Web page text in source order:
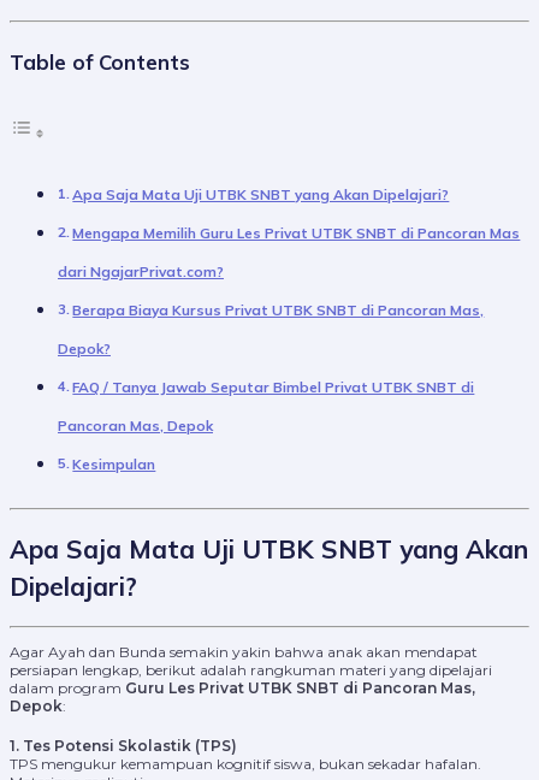
Table of Contents
Apa Saja Mata Uji UTBK SNBT yang Akan Dipelajari?
Mengapa Memilih Guru Les Privat UTBK SNBT di Pancoran Mas
dari NgajarPrivat.com?
Berapa Biaya Kursus Privat UTBK SNBT di Pancoran Mas,
Depok?
FAQ / Tanya Jawab Seputar Bimbel Privat UTBK SNBT di
Pancoran Mas, Depok
Kesimpulan
Apa Saja Mata Uji UTBK SNBT yang Akan
Dipelajari?
Agar Ayah dan Bunda semakin yakin bahwa anak akan mendapat
persiapan lengkap, berikut adalah rangkuman materi yang dipelajari
dalam program Guru Les Privat UTBK SNBT di Pancoran Mas,
Depok:
1. Tes Potensi Skolastik (TPS)
TPS mengukur kemampuan kognitif siswa, bukan sekadar hafalan.